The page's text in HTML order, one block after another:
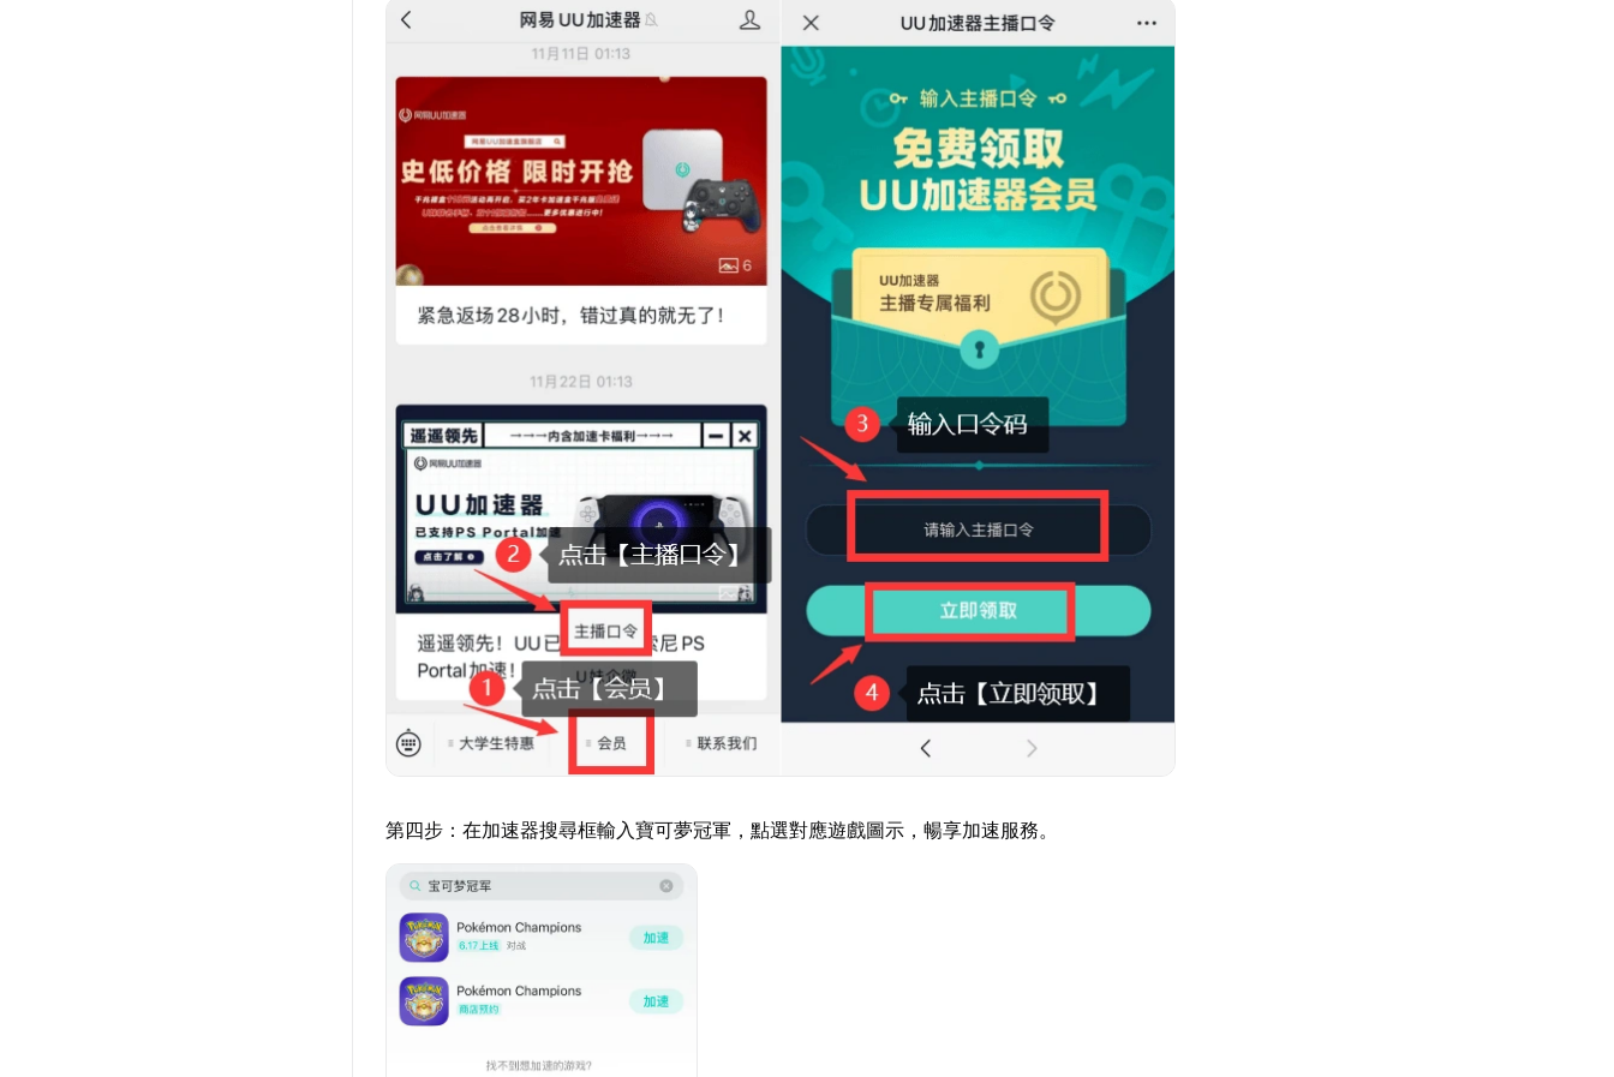
第四步：在加速器搜尋框輸入寶可夢冠軍，點選對應遊戲圖示，暢享加速服務。